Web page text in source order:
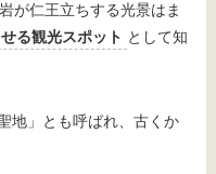
が仁王立ちする光景はま
る観光スポット として知
地」とも呼ばれ、古くか